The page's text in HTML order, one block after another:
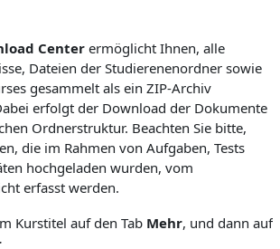
Center ermöglicht Ihnen, alle
Dateien der Studierenenordner sowie
gesammelt als ein ZIP-Archiv
erfolgt der Download der Dokumente
Ordnerstruktur. Beachten Sie bitte,
die im Rahmen von Aufgaben, Tests
hochgeladen wurden, vom
erfasst werden.
Kurstitel auf den Tab Mehr, und dann auf